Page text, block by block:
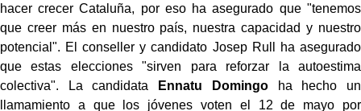
hacer crecer Cataluña, por eso ha asegurado que "tenemos
que creer más en nuestro país, nuestra capacidad y nuestro
potencial". El conseller y candidato Josep Rull ha asegurado
que estas elecciones "sirven para reforzar la autoestima
colectiva". La candidata
Ennatu Domingoha hecho un
llamamiento a que los jóvenes voten el 12 de mayo por